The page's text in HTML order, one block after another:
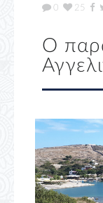
0
25
Ο